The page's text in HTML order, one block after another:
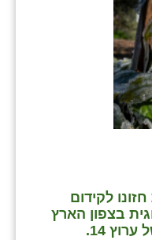
לקידום
בצפון הארץ
14.